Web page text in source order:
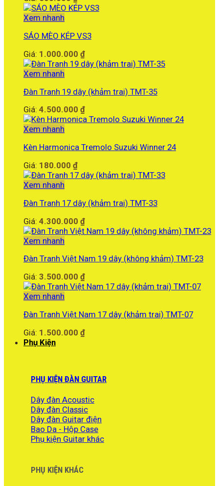
Xem nhanh
SÁO MÈO KÉP VS3
Giá: 1.000.000 ₫
Xem nhanh
Đàn Tranh 19 dây (khảm trai) TMT-35
Giá: 4.500.000 ₫
Xem nhanh
Kèn Harmonica Tremolo Suzuki Winner 24
Giá: 180.000 ₫
Xem nhanh
Đàn Tranh 17 dây (khảm trai) TMT-33
Giá: 4.300.000 ₫
Xem nhanh
Đàn Tranh Việt Nam 19 dây (không khảm) TMT-23
Giá: 3.500.000 ₫
Xem nhanh
Đàn Tranh Việt Nam 17 dây (khảm trai) TMT-07
Giá: 1.500.000 ₫
Phụ Kiện
PHỤ KIỆN ĐÀN GUITAR
Dây đàn Acoustic
Dây đàn Classic
Dây đàn Guitar điện
Bao Da - Hộp Case
Phụ kiện Guitar khác
PHỤ KIỆN KHÁC